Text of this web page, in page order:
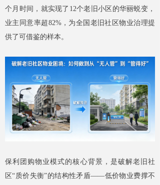
个月时间，就实现了12个老旧小区的华丽蜕变，
业主同意率超82%，为全国老旧社区物业治理提
供了可借鉴的样本。
保利团购物业模式的核心背景，是破解老旧社
区“质价失衡”的结构性矛盾——低价物业费撑不